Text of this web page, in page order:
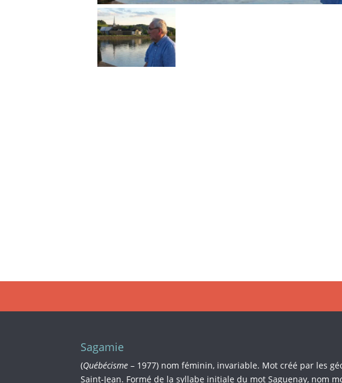
Sagamie
(Québécisme– 1977) nom féminin, invariable. Mot créé par les
Saint-Jean. Formé de la syllabe initiale du mot Saguenay, nom